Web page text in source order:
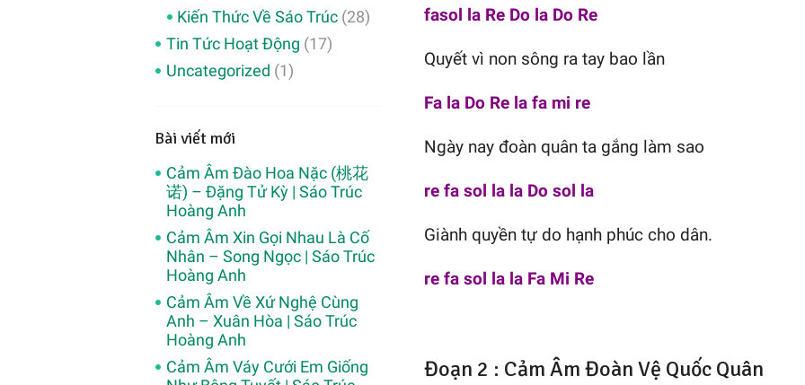
fasol la Re Do la Do Re
Quyết vì non sông ra tay bao lần
Fa la Do Re la fa mi re
Ngày nay đoàn quân ta gắng làm sao
re fa sol la la Do sol la
Giành quyền tự do hạnh phúc cho dân.
re fa sol la la Fa Mi Re
Đoạn 2 : Cảm Âm Đoàn Vệ Quốc Quân
Kiến Thức Về Sáo Trúc (28)
Tin Tức Hoạt Động (17)
Uncategorized (1)
Bài viết mới
Cảm Âm Đào Hoa Nặc (桃花
诺) – Đặng Tử Kỳ | Sáo Trúc
Hoàng Anh
Cảm Âm Xin Gọi Nhau Là Cố
Nhân – Song Ngọc | Sáo Trúc
Hoàng Anh
Cảm Âm Về Xứ Nghệ Cùng
Anh – Xuân Hòa | Sáo Trúc
Hoàng Anh
Cảm Âm Váy Cưới Em Giống